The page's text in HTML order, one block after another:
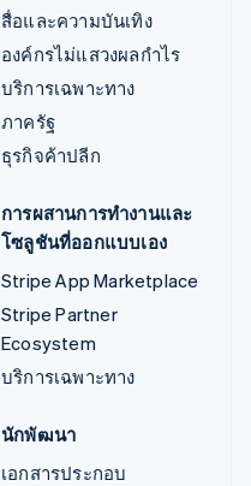
สื่อและความบันเทิง
องค์กรไม่แสวงผลกำไร
บริการเฉพาะทาง
ภาครัฐ
ธุรกิจค้าปลีก
การผสานการทำงานและ
โซลูชันที่ออกแบบเอง
Stripe App Marketplace
Stripe Partner
Ecosystem
บริการเฉพาะทาง
นักพัฒนา
เอกสารประกอบ